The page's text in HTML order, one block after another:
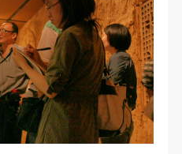
及配套设备、设施，若参
绘画工具、创作材料及配
、伤害他人及造成相应工
障或损坏。参与活动者应
主动赔偿相应的经济损
人及美术馆将不承担人身
及配套设备、设施，若参
绘画工具、创作材料及配
、伤害他人及造成相应工
障或损坏。参与活动者应
主动赔偿相应的经济损
人及美术馆将不承担人身
及配套设备、设施，若参
绘画工具、创作材料及配
、伤害他人及造成相应工
障或损坏。参与活动者应
主动赔偿相应的经济损
人及美术馆将不承担人身
登录
会员账户登录